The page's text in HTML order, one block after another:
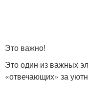
Это важно!
Это один из важных
«отвечающих» за